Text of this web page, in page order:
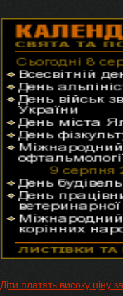
Діти платять високу ціну